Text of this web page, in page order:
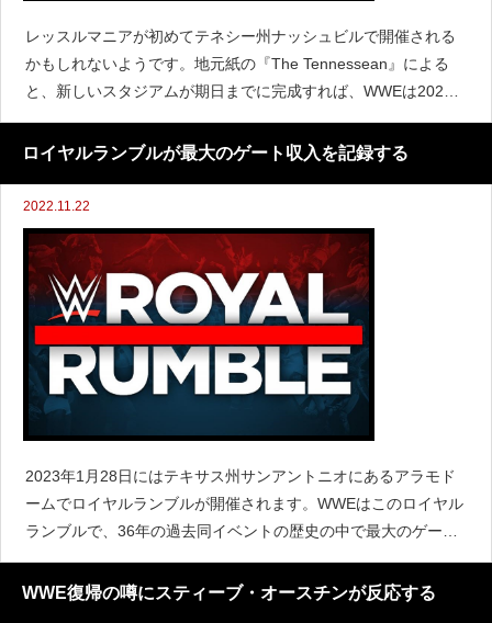
レッスルマニアが初めてテネシー州ナッシュビルで開催される
かもしれないようです。地元紙の『The Tennessean』による
と、新しいスタジアムが期日までに完成すれば、WWEは2027
年にレッスルマニア43をナッシュビルで開催するという話で口
頭合意したと伝えています。この確約はナッシ
ロイヤルランブルが最大のゲート収入を記録する
2022.11.22
2023年1月28日にはテキサス州サンアントニオにあるアラモド
ームでロイヤルランブルが開催されます。WWEはこのロイヤル
ランブルで、36年の過去同イベントの歴史の中で最大のゲート
収入の記録を更新したと発表しました。この記録は週末に更新
されており、ロイヤルランブルは現在500万ドル(約
WWE復帰の噂にスティーブ・オースチンが反応する